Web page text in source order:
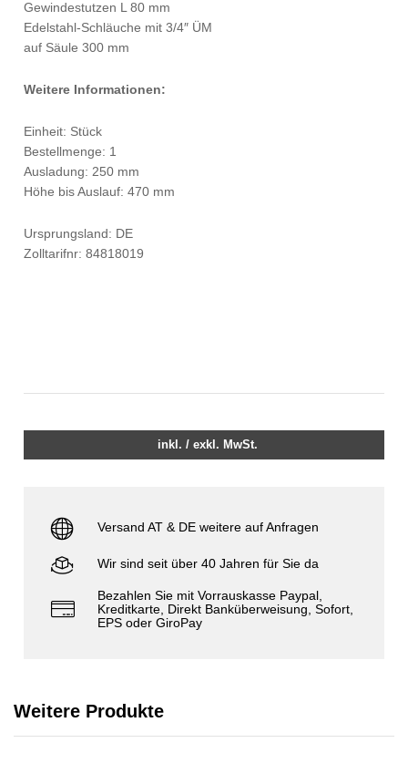
Gewindestutzen L 80 mm
Edelstahl-Schläuche mit 3/4″ ÜM
auf Säule 300 mm
Weitere Informationen:
Einheit: Stück
Bestellmenge: 1
Ausladung: 250 mm
Höhe bis Auslauf: 470 mm
Ursprungsland: DE
Zolltarifnr: 84818019
inkl. / exkl. MwSt.
Versand AT & DE weitere auf Anfragen
Wir sind seit über 40 Jahren für Sie da
Bezahlen Sie mit Vorrauskasse Paypal,
Kreditkarte, Direkt Banküberweisung, Sofort,
EPS oder GiroPay
Weitere Produkte